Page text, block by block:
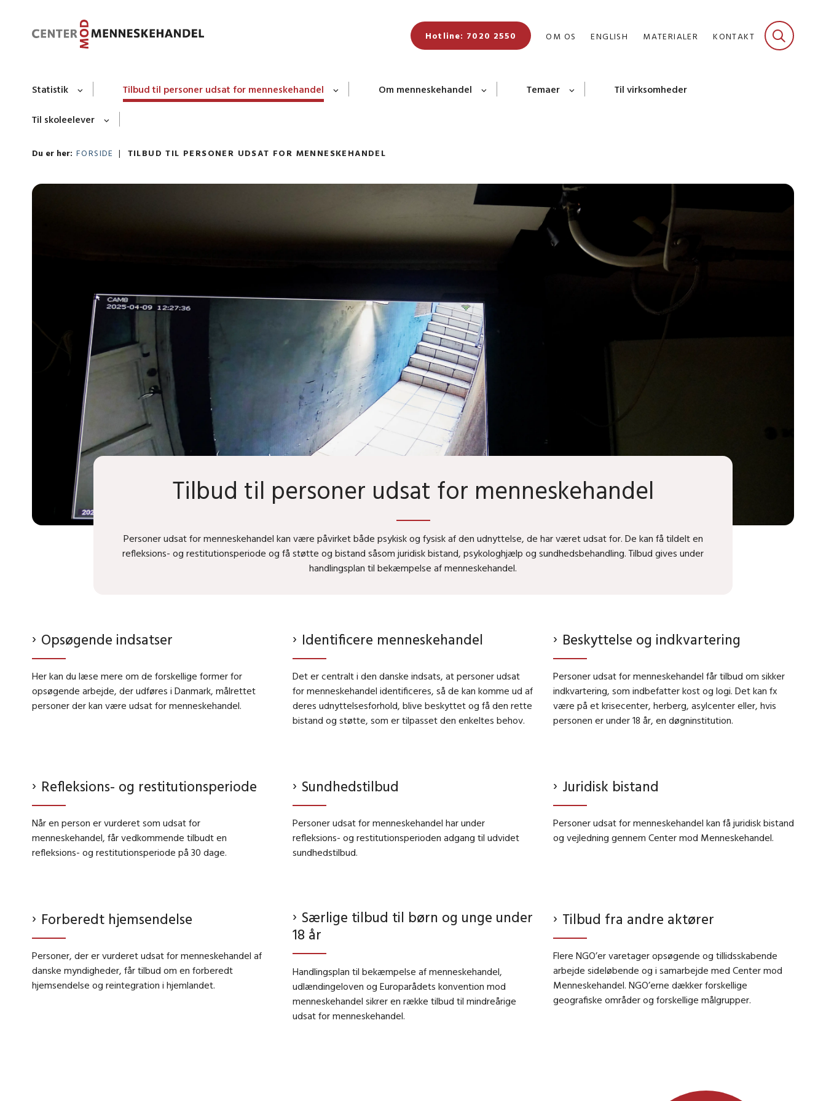
Hotline: 7020 2550 OM OS ENGLISH MATERIALER KONTAKT
Statistik Tilbud til personer udsat for menneskehandel Om menneskehandel Temaer Til virksomheder
Til skoleelever
Du er her: FORSIDE TILBUD TIL PERSONER UDSAT FOR MENNESKEHANDEL
Tilbud til personer udsat for menneskehandel
Personer udsat for menneskehandel kan være påvirket både psykisk og fysisk af den udnyttelse, de har været udsat for. De kan få tildelt en
refleksions- og restitutionsperiode og få støtte og bistand såsom juridisk bistand, psykologhjælp og sundhedsbehandling. Tilbud gives under
handlingsplan til bekæmpelse af menneskehandel.
Opsøgende indsatser
Her kan du læse mere om de forskellige former for
opsøgende arbejde, der udføres i Danmark, målrettet
personer der kan være udsat for menneskehandel.
Identificere menneskehandel
Det er centralt i den danske indsats, at personer udsat
for menneskehandel identificeres, så de kan komme ud af
deres udnyttelsesforhold, blive beskyttet og få den rette
bistand og støtte, som er tilpasset den enkeltes behov.
Beskyttelse og indkvartering
Personer udsat for menneskehandel får tilbud om sikker
indkvartering, som indbefatter kost og logi. Det kan fx
være på et krisecenter, herberg, asylcenter eller, hvis
personen er under 18 år, en døgninstitution.
Refleksions- og restitutionsperiode
Når en person er vurderet som udsat for
menneskehandel, får vedkommende tilbudt en
refleksions- og restitutionsperiode på 30 dage.
Sundhedstilbud
Personer udsat for menneskehandel har under
refleksions- og restitutionsperioden adgang til udvidet
sundhedstilbud.
Juridisk bistand
Personer udsat for menneskehandel kan få juridisk bistand
og vejledning gennem Center mod Menneskehandel.
Forberedt hjemsendelse
Personer, der er vurderet udsat for menneskehandel af
danske myndigheder, får tilbud om en forberedt
hjemsendelse og reintegration i hjemlandet.
Særlige tilbud til børn og unge under
18 år
Handlingsplan til bekæmpelse af menneskehandel,
udlændingeloven og Europarådets konvention mod
menneskehandel sikrer en række tilbud til mindreårige
udsat for menneskehandel.
Tilbud fra andre aktører
Flere NGO’er varetager opsøgende og tillidsskabende
arbejde sideløbende og i samarbejde med Center mod
Menneskehandel. NGO’erne dækker forskellige
geografiske områder og forskellige målgrupper.